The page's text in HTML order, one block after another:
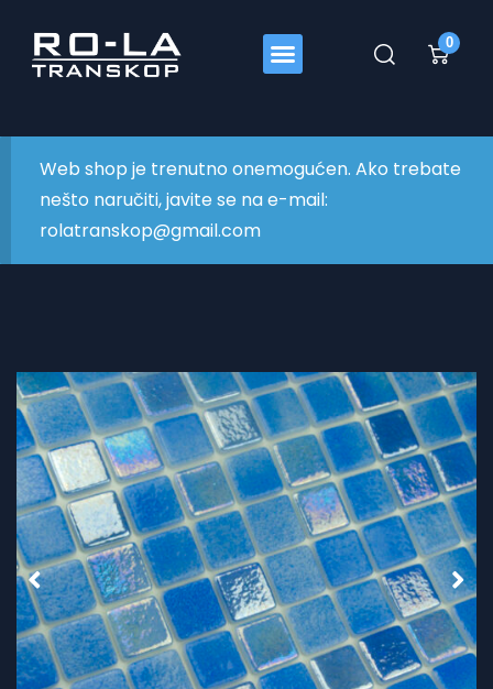
0
Web shop je trenutno onemogućen. Ako trebate
nešto naručiti, javite se na e-mail:
rolatranskop@gmail.com